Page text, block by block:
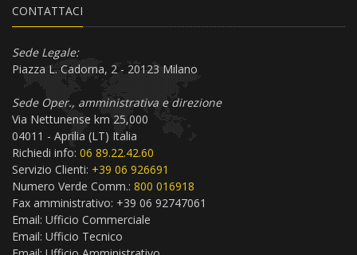
CONTATTACI
Sede Legale:
Piazza L. Cadorna, 2 - 20123 Milano
Sede Oper., amministrativa e direzione
Via Nettunense km 25,000
04011 - Aprilia (LT) Italia
Richiedi info: 06 89.22.42.60
Servizio Clienti: +39 06 926691
Numero Verde Comm.: 800 016918
Fax amministrativo: +39 06 92747061
Email: Ufficio Commerciale
Email: Ufficio Tecnico